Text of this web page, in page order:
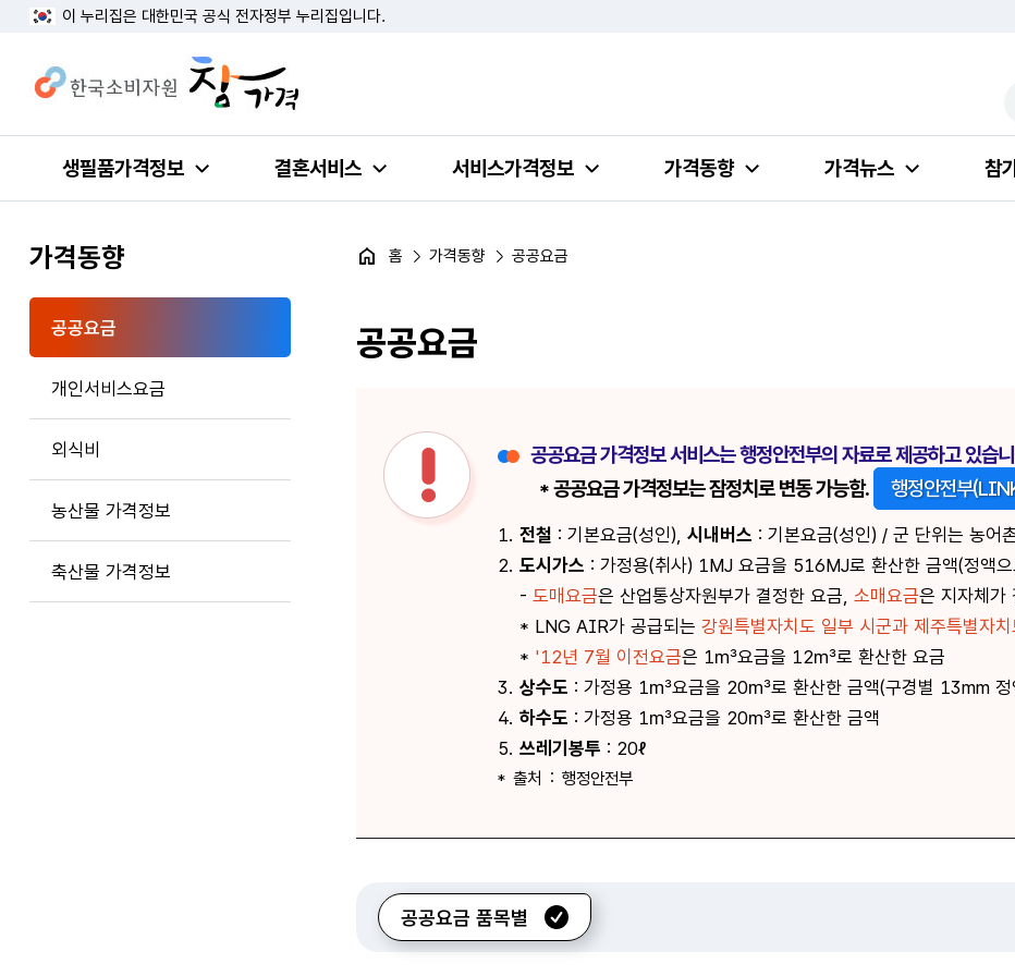
이 누리집은 대한민국 공식 전자정부 누리집입니다.
생필품가격정보 결혼서비스 서비스가격정보 가격동향 가격뉴스 참
가격동향
공공요금
개인서비스요금
외식비
농산물 가격정보
축산물 가격정보
홈 가격동향 공공요금
공공요금
공공요금 가격정보 서비스는 행정안전부의 자료로 제공하고 있습
* 공공요금 가격정보는 잠정치로 변동 가능함.
행정안전부
1. 전철 : 기본요금(성인), 시내버스 : 기본요금(성인) / 군 단위는 농어
2. 도시가스 : 가정용(취사) 1MJ 요금을 516MJ로 환산한 금액(정액
- 도매요금은 산업통상자원부가 결정한 요금, 소매요금은 지자체가
* LNG AIR가 공급되는 강원특별자치도 일부 시군과 제주특별자치
* '12년 7월 이전요금은 1㎥요금을 12㎥로 환산한 요금
3. 상수도 : 가정용 1㎥요금을 20㎥로 환산한 금액(구경별 13mm 정
4. 하수도 : 가정용 1㎥요금을 20㎥로 환산한 금액
5. 쓰레기봉투 : 20ℓ
* 출처 : 행정안전부
공공요금 품목별